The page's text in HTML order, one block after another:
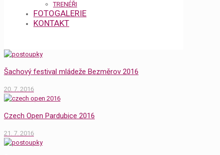
TRENÉŘI
FOTOGALERIE
KONTAKT
Šachový festival mládeže Bezměrov 2016
20. 7. 2016
Czech Open Pardubice 2016
21. 7. 2016